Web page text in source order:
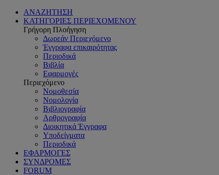
ΑΝΑΖΗΤΗΣΗ
ΚΑΤΗΓΟΡΙΕΣ ΠΕΡΙΕΧΟΜΕΝΟΥ
Γρήγορη Πλοήγηση
Δωρεάν Περιεχόμενο
Έγγραφα επικαιρότητας
Περιοδικά
Βιβλία
Εφαρμογές
Περιεχόμενο
Νομοθεσία
Νομολογία
Βιβλιογραφία
Αρθρογραφία
Διοικητικά Έγγραφα
Υποδείγματα
Περιοδικά
ΕΦΑΡΜΟΓΕΣ
ΣΥΝΔΡΟΜΕΣ
FORUM